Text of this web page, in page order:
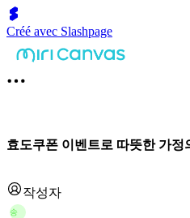
Créé avec Slashpage
효도쿠폰 이벤트로 따뜻한 가정
작성자
송